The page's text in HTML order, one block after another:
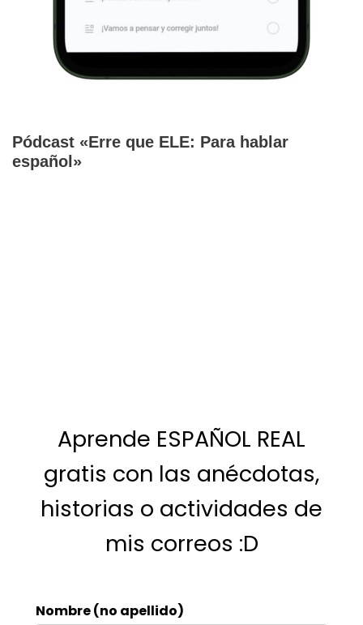
Pódcast «Erre que ELE: Para hablar
español»
Aprende ESPAÑOL REAL
gratis con las anécdotas,
historias o actividades de
mis correos :D
Nombre (no apellido)